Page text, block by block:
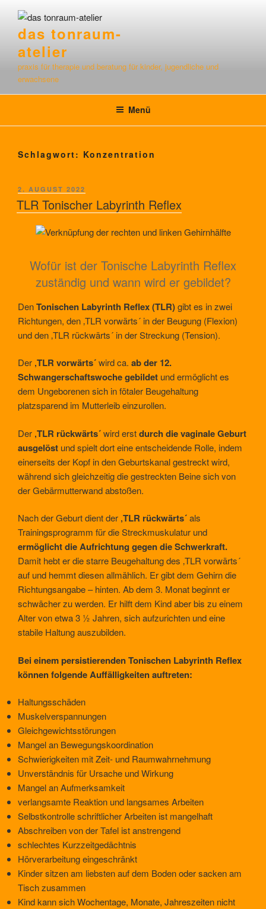
Inhalt
springendas tonraum-
atelier
praxis für therapie und beratung für kinder, jugendliche und
erwachsene
Menü
Schlagwort: Konzentration
VERÖFFENTLICHT
AM
2. AUGUST 2022
TLR Tonischer Labyrinth Reflex
Wofür ist der Tonische Labyrinth Reflex
zuständig und wann wird er gebildet?
DenTonischen Labyrinth Reflex (TLR)gibt es in zwei
Richtungen, den ‚TLR vorwärts´ in der Beugung (Flexion)
und den ‚TLR rückwärts´ in der Streckung (Tension).
Der ‚TLR vorwärts´wird ca. ab der 12.
Schwangerschaftswoche gebildet und ermöglicht es
dem Ungeborenen sich in fötaler Beugehaltung
platzsparend im Mutterleib einzurollen.
Der ‚TLR rückwärts´wird erstdurch die vaginale Geburt
ausgelöst und spielt dort eine entscheidende Rolle, indem
einerseits der Kopf in den Geburtskanal gestreckt wird,
während sich gleichzeitig die gestreckten Beine sich von
der Gebärmutterwand abstoßen.
Nach der Geburt dient der ‚TLR rückwärts´als
Trainingsprogramm für die Streckmuskulatur und
ermöglicht die Aufrichtung gegen die Schwerkraft.
Damit hebt er die starre Beugehaltung des ‚TLR vorwärts´
auf und hemmt diesen allmählich. Er gibt dem Gehirn die
Richtungsangabe – hinten. Ab dem 3. Monat beginnt er
schwächer zu werden. Er hilft dem Kind aber bis zu einem
Alter von etwa 3 ½ Jahren, sich aufzurichten und eine
stabile Haltung auszubilden.
Bei einem persistierenden Tonischen Labyrinth Reflex
können folgende Auffälligkeiten auftreten:
Haltungsschäden
Muskelverspannungen
Gleichgewichtsstörungen
Mangel an Bewegungskoordination
Schwierigkeiten mit Zeit- und Raumwahrnehmung
Unverständnis für Ursache und Wirkung
Mangel an Aufmerksamkeit
verlangsamte Reaktion und langsames Arbeiten
Selbstkontrolle schriftlicher Arbeiten ist mangelhaft
Abschreiben von der Tafel ist anstrengend
schlechtes Kurzzeitgedächtnis
Hörverarbeitung eingeschränkt
Kinder sitzen am liebsten auf dem Boden oder sacken am
Tisch zusammen
Kind kann sich Wochentage, Monate, Jahreszeiten nicht